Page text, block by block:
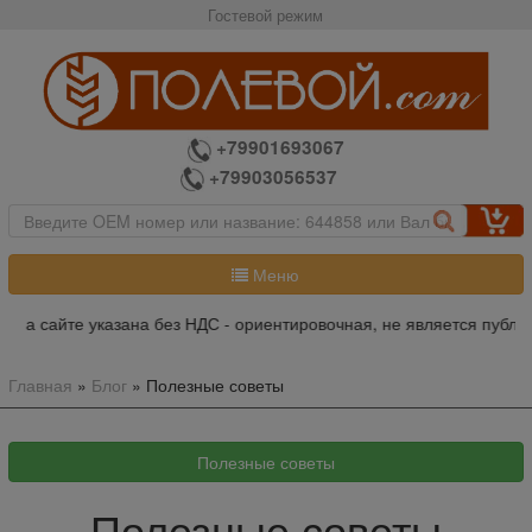
Гостевой режим
+79901693067
+79903056537
Меню
сайте указана без НДС - ориентировочная, не является
Главная » Блог» Полезные советы